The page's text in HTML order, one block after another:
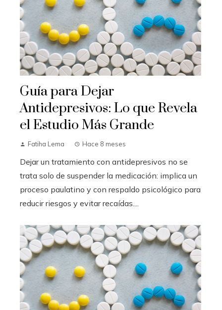
Guía para Dejar
Antidepresivos: Lo que Revela
el Estudio Más Grande
Fatiha Lema Hace 8 meses
Dejar un tratamiento con antidepresivos no se
trata solo de suspender la medicación: implica un
proceso paulatino y con respaldo psicológico para
reducir riesgos y evitar recaídas....